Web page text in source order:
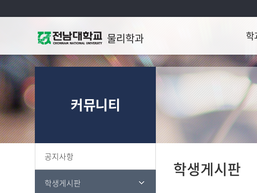
물리학과 학
학과
학
찾
커뮤니티
공지사항
학생게시판
학생게시판